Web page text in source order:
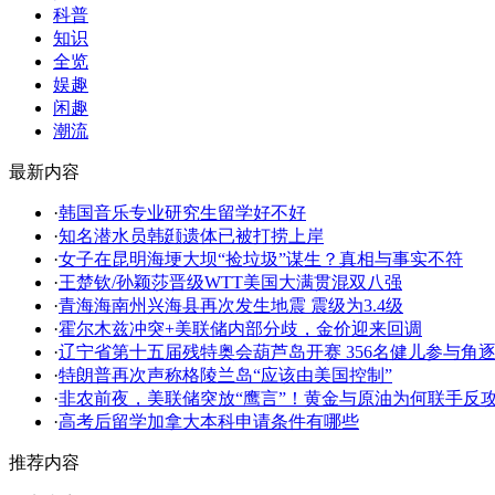
科普
知识
全览
娱趣
闲趣
潮流
最新内容
·韩国音乐专业研究生留学好不好
·知名潜水员韩颋遗体已被打捞上岸
·女子在昆明海埂大坝“捡垃圾”谋生？真相与事实不符
·王楚钦/孙颖莎晋级WTT美国大满贯混双八强
·青海海南州兴海县再次发生地震 震级为3.4级
·霍尔木兹冲突+美联储内部分歧，金价迎来回调
·辽宁省第十五届残特奥会葫芦岛开赛 356名健儿参与角逐
·特朗普再次声称格陵兰岛“应该由美国控制”
·非农前夜，美联储突放“鹰言”！黄金与原油为何联手反
·高考后留学加拿大本科申请条件有哪些
推荐内容